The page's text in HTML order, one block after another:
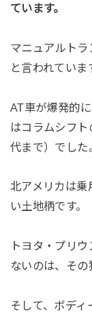
ています。
マニュアルト
と言われていま
AT車が爆発的
はコラムシフ
代まで）でした
北アメリカは乗
い土地柄です。
トヨタ・プリ
ないのは、その
そして、ボディ